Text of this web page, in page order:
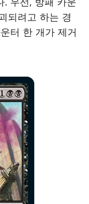
되려고 하는 경
터 한 개가 제거